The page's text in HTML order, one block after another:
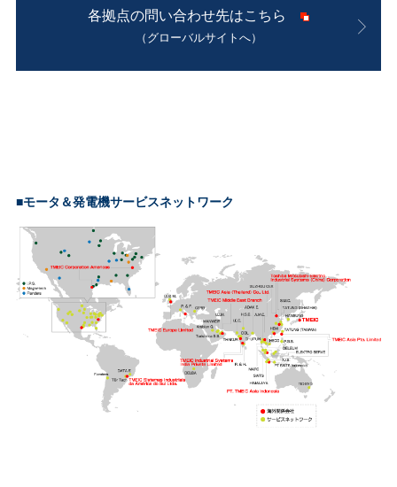
各拠点の問い合わせ先はこちら
（グローバルサイトへ）
■モータ＆発電機サービスネットワーク